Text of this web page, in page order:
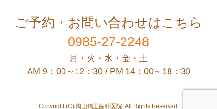
ご予約・お問い合わせはこちら
0985-27-2248
月・火・水・金・土
AM 9：00～12：30 / PM 14：00～18：30
Copyright (C) 陶山矯正歯科医院. All Rights Reserved.